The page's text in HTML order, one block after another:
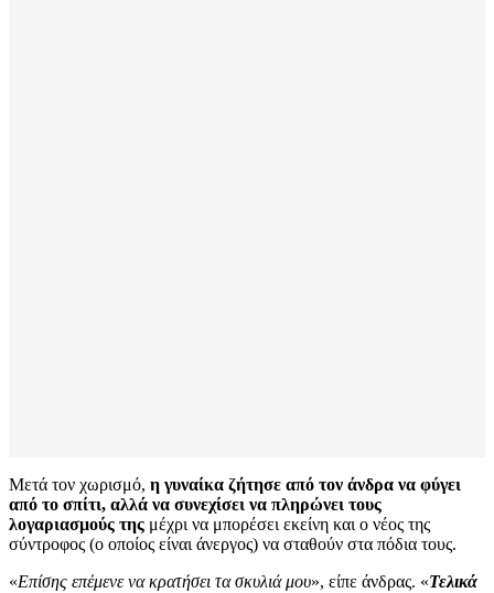
Μετά τον χωρισμό, η γυναίκα ζήτησε από τον άνδρα να φύγει
από το σπίτι, αλλά να συνεχίσει να πληρώνει τους
λογαριασμούς της μέχρι να μπορέσει εκείνη και ο νέος της
σύντροφος (ο οποίος είναι άνεργος) να σταθούν στα πόδια τους.
«Επίσης επέμενε να κρατήσει τα σκυλιά μου», είπε άνδρας. «Τελικά